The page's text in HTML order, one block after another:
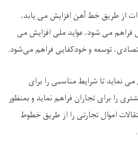
از طریق خط آهن افزایش می یابد،
می شود، عواید ملی افزایش می
توسعه و خودکفایی فراهم می‌شود.
می نماید تا شرایط مناسبی را برای
را برای تجاران فراهم نماید و بمنظور
اموال تجارتی را از طریق خطوط
.